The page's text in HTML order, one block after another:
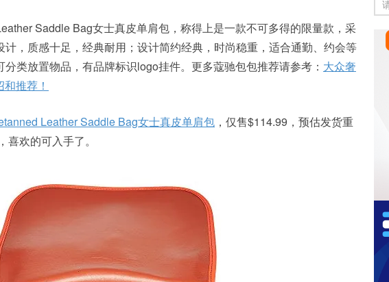
Saddle Bag女士真皮单肩包，称得上是一款不可多得的限量款，采
，质感十足，经典耐用；设计简约经典，时尚稳重，适合通勤、约会等
类放置物品，有品牌标识logo挂件。更多蔻驰包包推荐请参考： 大众奢
推荐！
Leather Saddle Bag女士真皮单肩包 ，仅售$114.99，预估发货重
欢的可入手了。